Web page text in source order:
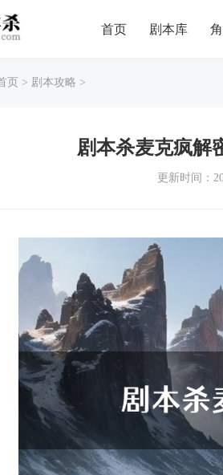
首页 剧本库
页 > 剧本攻略 >
剧本杀麦克疯解
更新时间：